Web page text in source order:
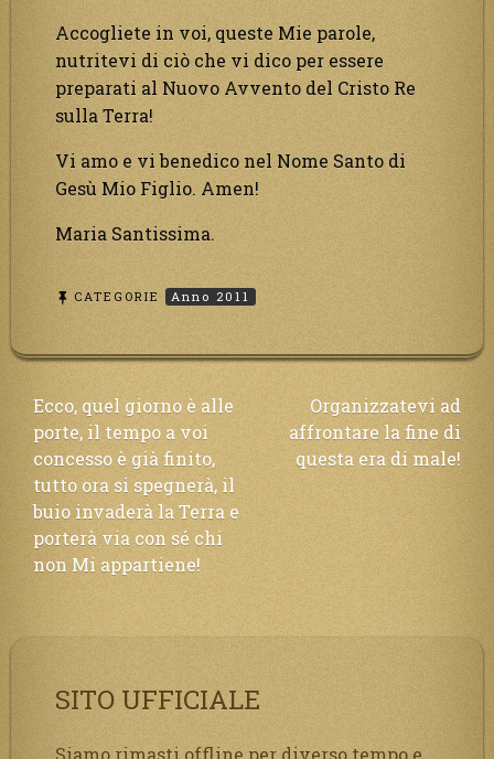
Accogliete in voi, queste Mie parole,
nutritevi di ciò che vi dico per essere
preparati al Nuovo Avvento del Cristo Re
sulla Terra!
Vi amo e vi benedico nel Nome Santo di
Gesù Mio Figlio. Amen!
Maria Santissima.
CATEGORIE Anno 2011
Navigazione
articoli
Ecco, quel giorno è alle
porte, il tempo a voi
concesso è già finito,
tutto ora si spegnerà, il
buio invaderà la Terra e
porterà via con sé chi
non Mi appartiene!
Organizzatevi ad
affrontare la fine di
questa era di male!
SITO UFFICIALE
Siamo rimasti offline per diverso tempo e